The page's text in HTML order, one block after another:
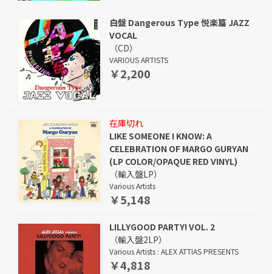
白盤 Dangerous Type 悦楽篇 JAZZ
VOCAL
（CD）
VARIOUS ARTISTS
￥2,200
在庫切れ
LIKE SOMEONE I KNOW: A
CELEBRATION OF MARGO GURYAN
(LP COLOR/OPAQUE RED VINYL)
（輸入盤LP）
Various Artists
￥5,148
LILLYGOOD PARTY! VOL. 2
（輸入盤2LP）
Various Artists : ALEX ATTIAS PRESENTS
￥4,818